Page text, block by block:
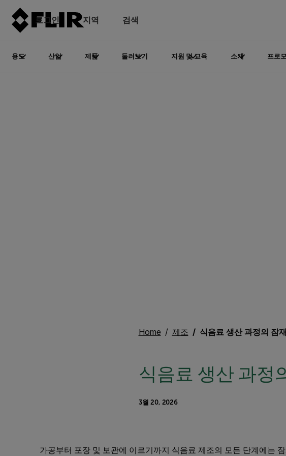
로그인 지역 검색
용도 산업 제품 둘러보기 지원 및 교육 소개 프로
Home 제조 식음료 생산 과정의 잠재
식음료 생산 과정
3월 20, 2026
가공부터 포장 및 보관에 이르기까지 식음료 제조의 모든 단계에는